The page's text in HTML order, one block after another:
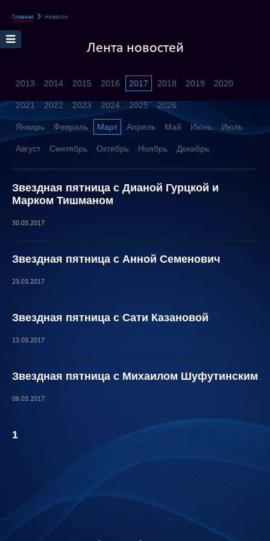
Главная Новости
Лента новостей
2013 2014 2015 2016 2017 2018 2019 2020
2021 2022 2023 2024 2025 2026
Январь Февраль Март Апрель Май Июнь Июль
Август Сентябрь Октябрь Ноябрь Декабрь
Звездная пятница с Дианой Гурцкой и
Марком Тишманом
30.03.2017
Звездная пятница с Анной Семенович
23.03.2017
Звездная пятница с Сати Казановой
13.03.2017
Звездная пятница с Михаилом Шуфутинским
06.03.2017
1